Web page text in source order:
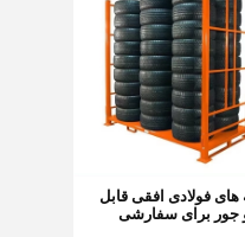
ویدیو
فولادی افقی قابل
جور برای سفارشی